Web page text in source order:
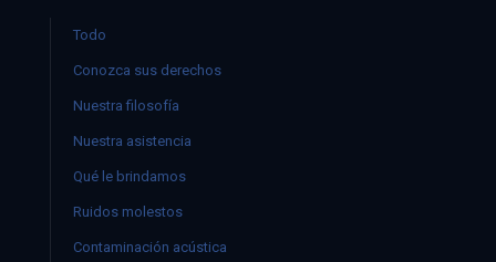
Todo
Conozca sus derechos
Nuestra filosofía
Nuestra asistencia
Qué le brindamos
Ruidos molestos
Contaminación acústica